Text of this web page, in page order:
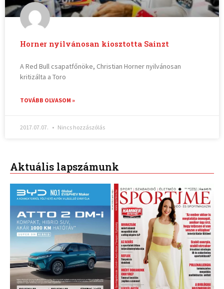
Horner nyilvánosan kiosztotta Sainzt
A Red Bull csapatfőnöke, Christian Horner nyilvánosan
kritizálta a Toro
TOVÁBB OLVASOM »
2017.07.07. Nincs hozzászólás
Aktuális lapszámunk